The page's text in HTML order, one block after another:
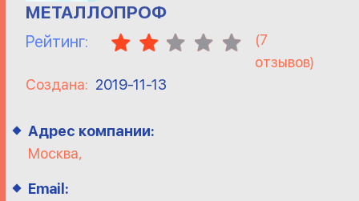
МЕТАЛЛОПРОФ
Рейтинг: (7
отзывов)
Создана: 2019-11-13
Адрес компании:
Москва,
Email: